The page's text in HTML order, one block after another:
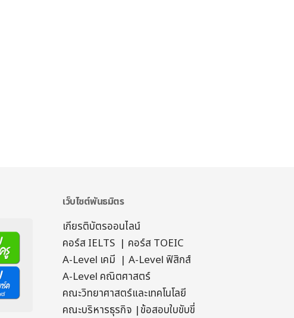
เว็บไซต์พันธมิตร
เกียรติบัตรออนไลน์
คอร์ส IELTS | คอร์ส TOEIC
A-Level เคมี | A-Level ฟิสิกส์
A-Level คณิตศาสตร์
คณะวิทยาศาสตร์และเทคโนโลยี
คณะบริหารธุรกิจ |ข้อสอบใบขับขี่